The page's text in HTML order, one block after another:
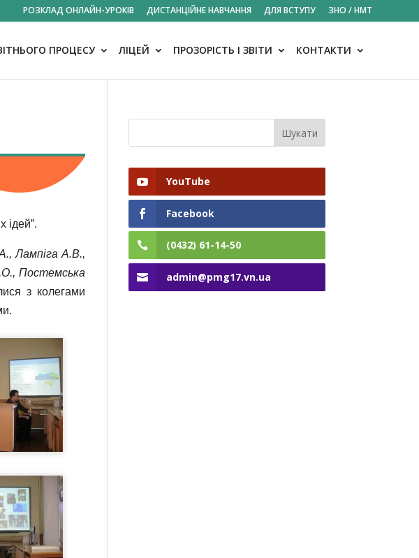
РОЗКЛАД ОНЛАЙН-УРОКІВ ДИСТАНЦІЙНЕ НАВЧАННЯ ДЛЯ ВСТУПУ ЗНО / НМТ
ПРОЦЕСУ ЛІЦЕЙ ПРОЗОРІСТЬ І ЗВІТИ КОНТАКТИ
ідей”.
Лампіга А.В.,
Постемська
з колегами
YouTube
Facebook
(0432) 61-14-50
admin@pmg17.vn.ua